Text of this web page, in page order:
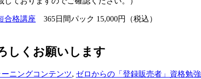
合格講座 365日間パック 15,000円（税込）
しくお願いします
ーニングコンテンツ, ゼロからの「登録販売者」資格勉強